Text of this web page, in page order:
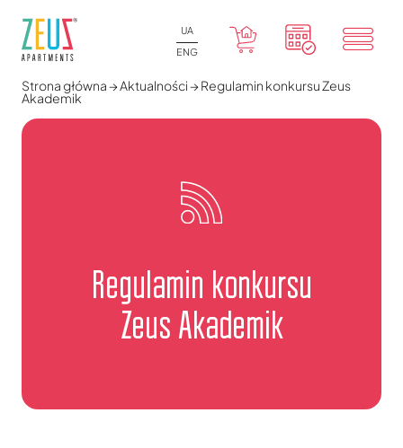
UA
ENG
Strona główna→Aktualności→Regulamin konkursu Zeus
Akademik
Regulamin konkursu
Zeus Akademik